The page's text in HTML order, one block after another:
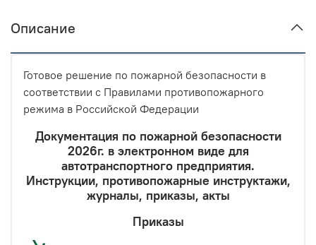
Описание
Готовое решение по пожарной безопасности в
соответствии с Правилами противопожарного
режима в Российской Федерации
Документация по пожарной безопасности
2026г. в электронном виде для
автотранспортного предприятия.
Инструкции, противопожарные инструктажи,
журналы, приказы, акты
Приказы